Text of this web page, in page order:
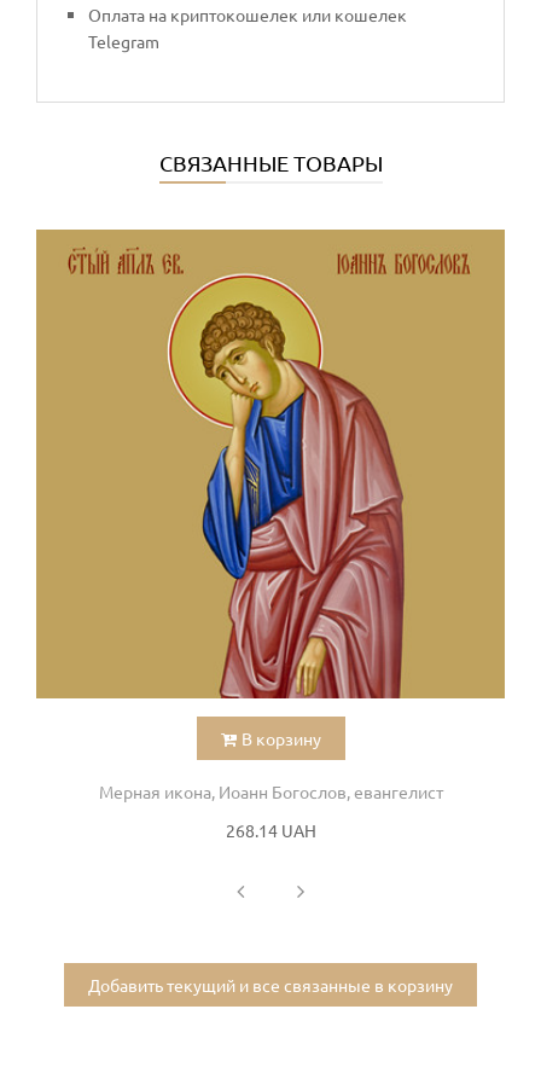
Оплата на криптокошелек или кошелек
Telegram
СВЯЗАННЫЕ ТОВАРЫ
В корзину
Мерная икона, Иоанн Богослов, евангелист
268.14 UAH
Добавить текущий и все связанные в корзину